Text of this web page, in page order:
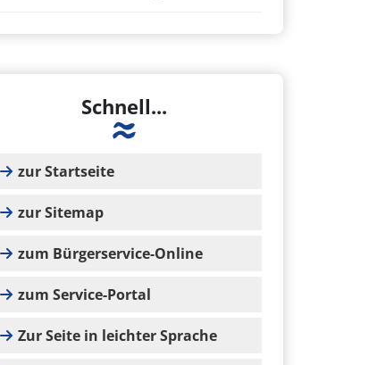
Schnell...
zur Startseite
zur Sitemap
zum Bürgerservice-Online
zum Service-Portal
Zur Seite in leichter Sprache